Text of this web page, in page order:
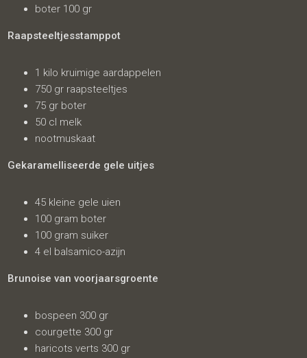
boter 100 gr
Raapsteeltjesstamppot
1 kilo kruimige aardappelen
750 gr raapsteeltjes
75 gr boter
50 cl melk
nootmuskaat
Gekaramelliseerde gele uitjes
45 kleine gele uien
100 gram boter
100 gram suiker
4 el balsamico-azijn
Brunoise van voorjaarsgroente
bospeen 300 gr
courgette 300 gr
haricots verts 300 gr